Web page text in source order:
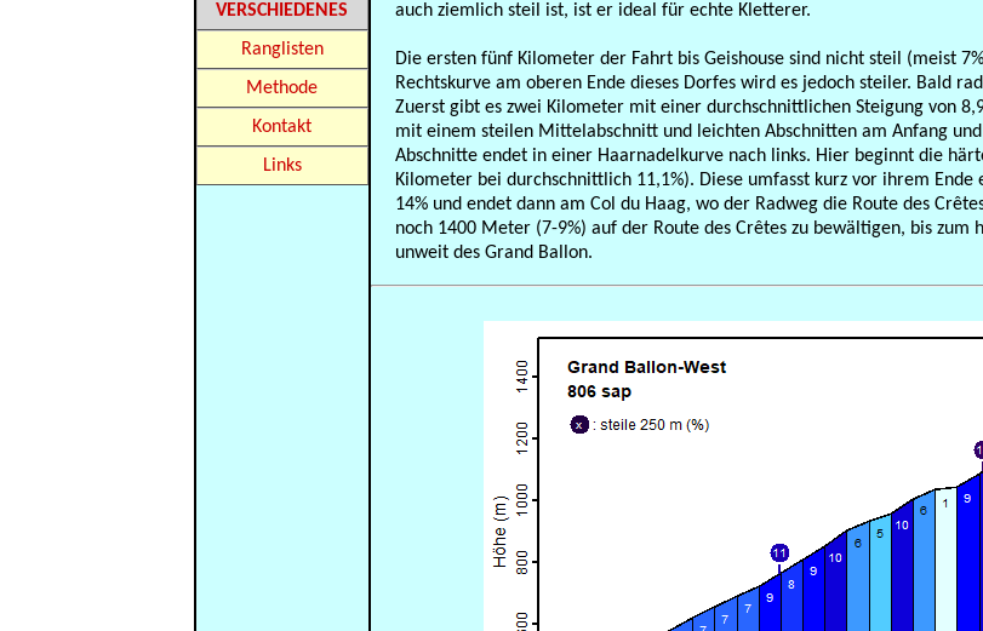
VERSCHIEDENES
Ranglisten
Methode
Kontakt
Links
auch ziemlich steil ist, ist er ideal für echte Kletterer.
Die ersten fünf Kilometer der Fahrt bis Geishouse sind nicht steil (meist
Rechtskurve am oberen Ende dieses Dorfes wird es jedoch steiler. Bald
Zuerst gibt es zwei Kilometer mit einer durchschnittlichen Steigung von
mit einem steilen Mittelabschnitt und leichten Abschnitten am Anfang
Abschnitte endet in einer Haarnadelkurve nach links. Hier beginnt die
Kilometer bei durchschnittlich 11,1%). Diese umfasst kurz vor ihrem
14% und endet dann am Col du Haag, wo der Radweg die Route des
noch 1400 Meter (7-9%) auf der Route des Crêtes zu bewältigen, bis zum
unweit des Grand Ballon.